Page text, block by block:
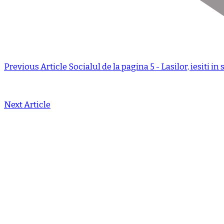
Previous Article Socialul de la pagina 5 - Lasilor, iesiti in
Next Article